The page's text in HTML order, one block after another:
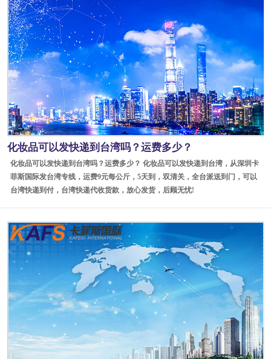
化妆品可以发快递到台湾吗？运费多少？
化妆品可以发快递到台湾吗？运费多少？ 化妆品可以发快递到台湾，从深圳卡
菲斯国际发台湾专线，运费9元每公斤，5天到，双清关，全台派送到门，可以
台湾快递到付，台湾快递代收货款，放心发货，后顾无忧!